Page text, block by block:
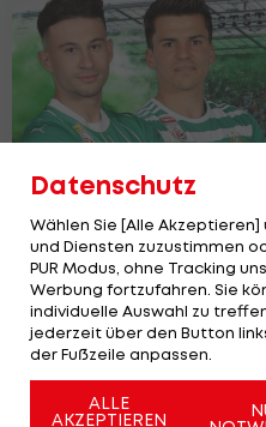
Wie geht's
sich die Rapid-
Bundesliga
Datenschutz
Wählen Sie [Alle
und Diensten zuzustimmen
PUR Modus, ohne Tracking
Werbung fortzufahren. Sie
individuelle Auswahl zu
jederzeit über den Button
der Fußzeile anpassen.
ALLE
AKZEPTIEREN